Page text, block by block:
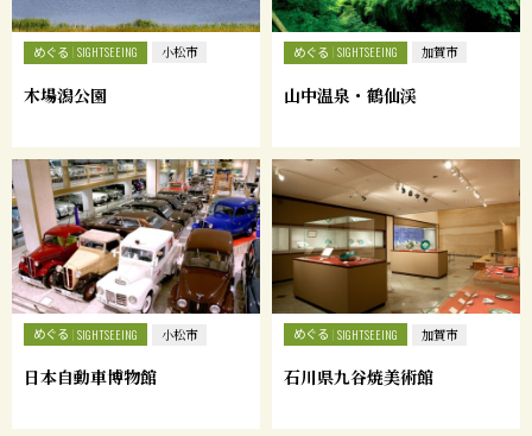
めぐる SIGHTSEEING 小松市
木場潟公園
めぐる SIGHTSEEING 加賀市
山中温泉・鶴仙渓
めぐる SIGHTSEEING 小松市
日本自動車博物館
めぐる SIGHTSEEING 加賀市
石川県九谷焼美術館